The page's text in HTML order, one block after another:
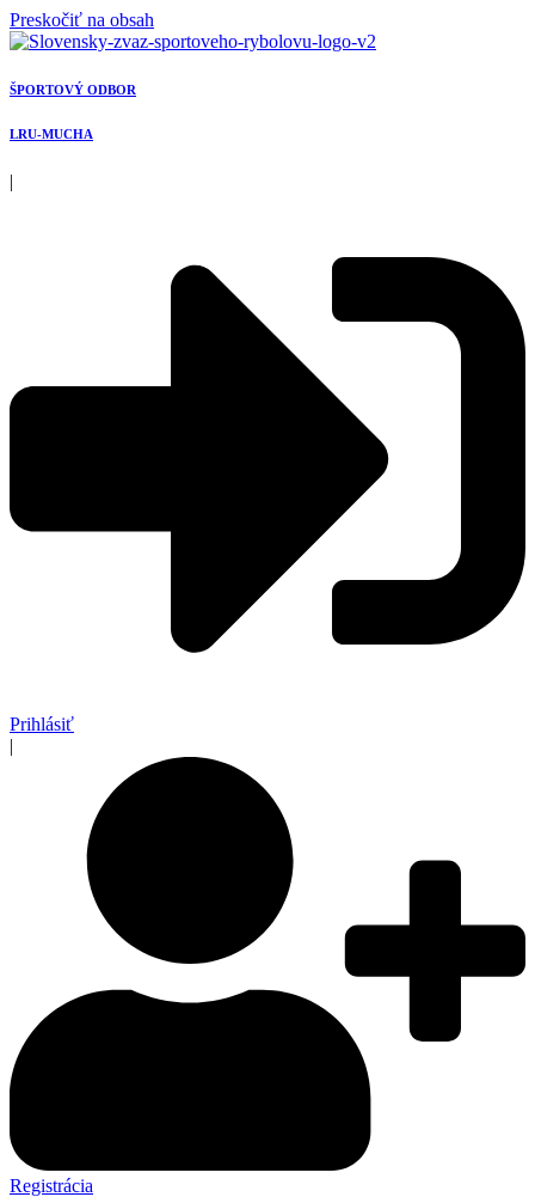
Preskočiť na obsah
ŠPORTOVÝ ODBOR
LRU-MUCHA
|
Prihlásiť
|
Registrácia